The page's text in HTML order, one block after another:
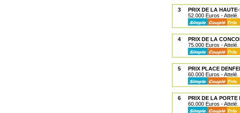
3
PRIX DE LA
52.000 Euros -
4
PRIX DE LA
75.000 Euros -
5
PRIX PLACE
60.000 Euros -
6
PRIX DE LA PORTE
60.000 Euros -